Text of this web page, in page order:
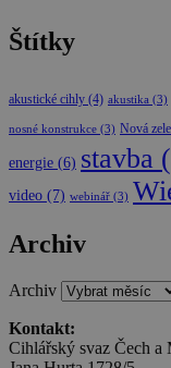
Štítky
akustické cihly (4) akustika (3)
nosné konstrukce (3) Nová
energie (6) stavba
video (7) webinář (3)
Archiv
Archiv
Kontakt:
Cihlářský svaz Čech a